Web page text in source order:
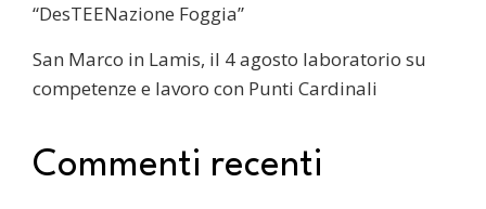
“DesTEENazione Foggia”
San Marco in Lamis, il 4 agosto laboratorio su
competenze e lavoro con Punti Cardinali
Commenti recenti